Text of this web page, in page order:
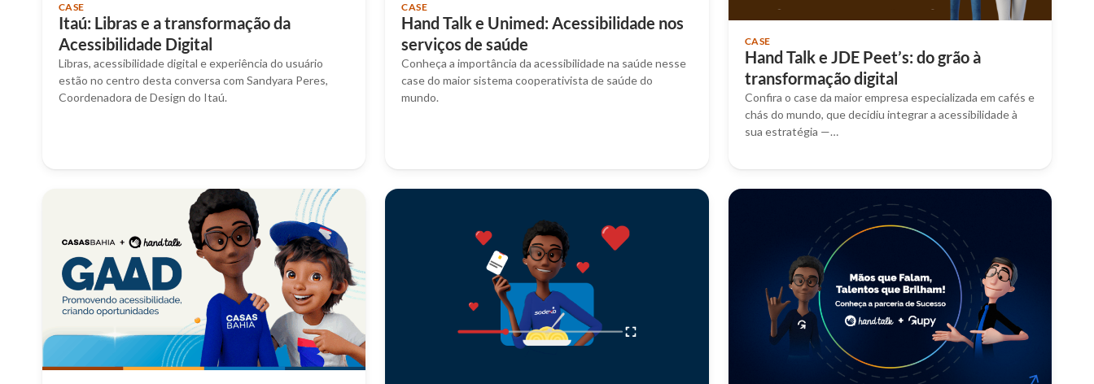
CASE
Itaú: Libras e a transformação da
Acessibilidade Digital
Libras, acessibilidade digital e experiência do usuário
estão no centro desta conversa com Sandyara Peres,
Coordenadora de Design do Itaú.
CASE
Hand Talk e Unimed: Acessibilidade nos
serviços de saúde
Conheça a importância da acessibilidade na saúde nesse
case do maior sistema cooperativista de saúde do
mundo.
CASE
Hand Talk e JDE Peet’s: do grão à
transformação digital
Confira o case da maior empresa especializada em cafés e
chás do mundo, que decidiu integrar a acessibilidade à
sua estratégia —…